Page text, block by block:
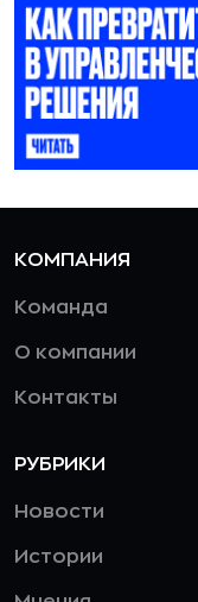
КОМПАНИЯ
Команда
О компании
Контакты
РУБРИКИ
Новости
Истории